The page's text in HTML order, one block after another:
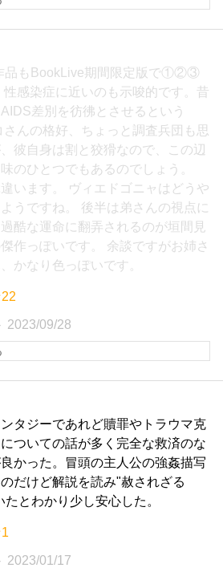
品もBookLive期間限定版で①②③
性感染症に近いのも示唆的です。昔
差別を彷彿とさせるという
さんの格好、ちょっと調査兵団も思
彼自身は割と狡猾なので、この辺
のひとつでもあるのでしょう。
います。 ヴィエドゴニャはどうや
うですね。 後半は弟さんの視点に
酷な運命に翻弄されるのが垣間見
作っぽいです。 余談ですがお姉さ
かなり色っぽいです。
2023/09/28
タジーであれど贖罪やトラウマ克
ついての話が多く完全な救済のな
かった。冒頭の主人公の強姦描写
だけど解説を読み"赦されざる
とわかり少し安心した。
2023/01/17